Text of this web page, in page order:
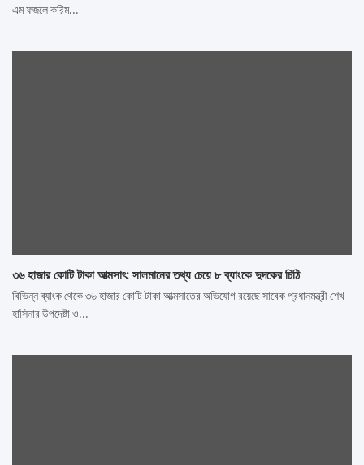
এম ফজলে করিম…
৩৬ হাজার কোটি টাকা আত্মসাৎ: সালমানের তথ্য চেয়ে ৮ ব্যাংকে দুদকের চিঠি
বিভিন্ন ব্যাংক থেকে ৩৬ হাজার কোটি টাকা আত্মসাতের অভিযোগ রয়েছে সাবেক প্রধানমন্ত্রী শেখ
হাসিনার উপদেষ্টা ও…